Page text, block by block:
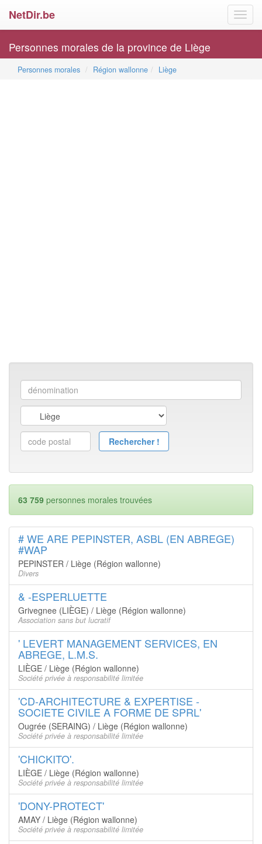
NetDir.be
Personnes morales de la province de Liège
Personnes morales Région wallonne Liège
63 759 personnes morales trouvées
# WE ARE PEPINSTER, ASBL (EN ABREGE)
#WAP
PEPINSTER / Liège (Région wallonne)
Divers
& -ESPERLUETTE
Grivegnee (LIÈGE) / Liège (Région wallonne)
Association sans but lucratif
' LEVERT MANAGEMENT SERVICES, EN
ABREGE, L.M.S.
LIÈGE / Liège (Région wallonne)
Société privée à responsabilité limitée
'CD-ARCHITECTURE & EXPERTISE -
SOCIETE CIVILE A FORME DE SPRL'
Ougrée (SERAING) / Liège (Région wallonne)
Société privée à responsabilité limitée
'CHICKITO'.
LIÈGE / Liège (Région wallonne)
Société privée à responsabilité limitée
'DONY-PROTECT'
AMAY / Liège (Région wallonne)
Société privée à responsabilité limitée